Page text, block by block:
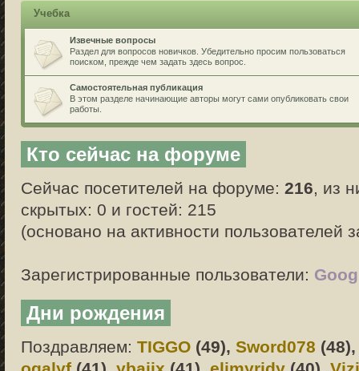
Учебка
Извечные вопросы
Раздел для вопросов новичков. Убедительно просим пользоваться
поиском, прежде чем задать здесь вопрос.
Самостоятельная публикация
В этом разделе начинающие авторы могут сами опубликовать свои
работы.
Кто сейчас на форуме
Сейчас посетителей на форуме: 216, из
скрытых: 0 и гостей: 215
(основано на активности пользователей
Зарегистрированные пользователи:
Дни рождения
Поздравляем: TIGGO (49), Sword078